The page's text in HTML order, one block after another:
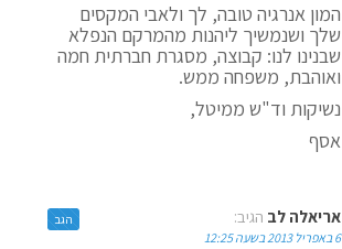
המון אנרגיה טובה, לך ולאבי המקסים
שלך ושנמשיך ליהנות מהמרקם הנפלא
שבנינו לנו: קבוצה, מסגרת חברתית חמה
ואוהבת, משפחה ממש.
נשיקות וד"ש ממיטל,
אסף
אריאלה לב הגיב:
6 באפריל 2013 בשעה 12:25
הגב